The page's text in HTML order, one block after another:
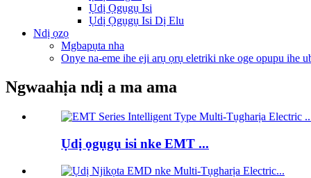
Ụdị Ọgụgụ Isi
Ụdị Ọgụgụ Isi Dị Elu
Ndị ọzọ
Mgbapụta nha
Onye na-eme ihe eji arụ ọrụ eletriki nke oge opupu ihe
Ngwaahịa ndị a ma ama
Ụdị ọgụgụ isi nke EMT ...